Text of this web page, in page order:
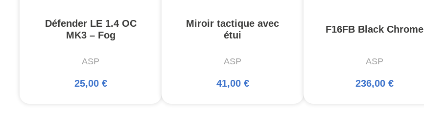
Défender LE 1.4 OC
MK3 – Fog
ASP
25,00 €
Miroir tactique avec
étui
ASP
41,00 €
F16FB Black Chrome
ASP
236,00 €